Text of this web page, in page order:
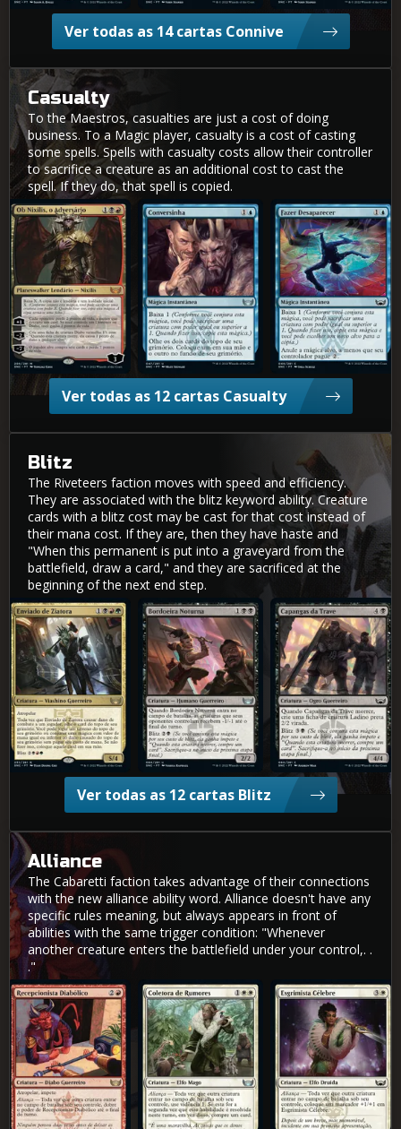
Ver todas as 14 cartas Connive
Casualty
To the Maestros, casualties are just a cost of doing
business. To a Magic player, casualty is a cost of casting
some spells. Spells with casualty costs allow their controller
to sacrifice a creature as an additional cost to cast the
spell. If they do, that spell is copied.
Ob Nixilis, o Adversário Conversinha Fazer Desaparecer
Ver todas as 12 cartas Casualty
Blitz
The Riveteers faction moves with speed and efficiency.
They are associated with the blitz keyword ability. Creature
cards with a blitz cost may be cast for that cost instead of
their mana cost. If they are, then they have haste and
"When this permanent is put into a graveyard from the
battlefield, draw a card," and they are sacrificed at the
beginning of the next end step.
Enviado de Ziatora Bordoeira Noturna Capangas da Trave
Ver todas as 12 cartas Blitz
Alliance
The Cabaretti faction takes advantage of their connections
with the new alliance ability word. Alliance doesn't have any
specific rules meaning, but always appears in front of
abilities with the same trigger condition: "Whenever
another creature enters the battlefield under your control,. .
."
Recepcionista Diabólico Coletora de Rumores Esgrimista Célebre